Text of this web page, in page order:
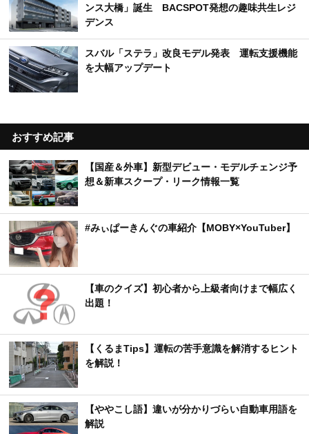
ンス大橋」誕生 BACSPOT発想の趣味共生レジ
デンス
スバル「ステラ」改良モデル発表 運転支援機能
を大幅アップデート
おすすめ記事
【国産＆外車】新型デビュー・モデルチェンジ予
想＆新車スクープ・リーク情報一覧
#みぃぱーきんぐの車紹介【MOBY×YouTuber】
【車のクイズ】初心者から上級者向けまで幅広く
出題！
【くるまTips】運転の苦手意識を解消するヒント
を解説！
【ややこし語】違いが分かりづらい自動車用語を
解説